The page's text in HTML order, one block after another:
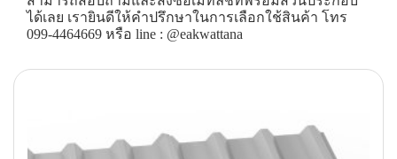
ได้เลย เรายินดีให้คำปรึกษาในการเลือกใช้สินค้า โทร
099-4464669 หรือ line : @eakwattana